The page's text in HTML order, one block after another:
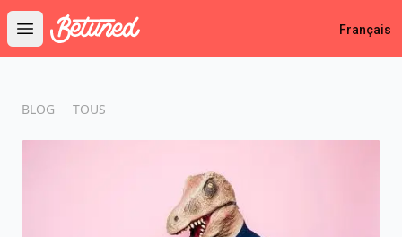
Open main menu
Betuned Français
BLOG TOUS